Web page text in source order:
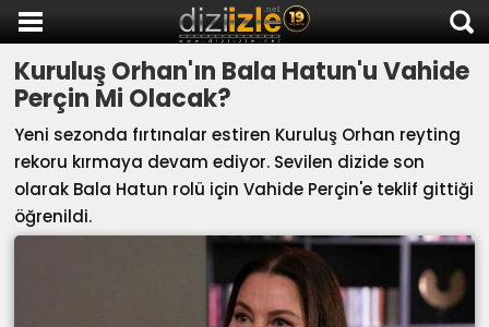
DİZİ İZLE
AKTİF DİZİLER
SON EKLENEN DİZİLER
TÜM DİZİLER
MACERA
Kuruluş Orhan'ın Bala Hatun'u Vahide
Perçin Mi Olacak?
Yeni sezonda fırtınalar estiren Kuruluş Orhan reyting
rekoru kırmaya devam ediyor. Sevilen dizide son
olarak Bala Hatun rolü için Vahide Perçin'e teklif gittiği
öğrenildi.